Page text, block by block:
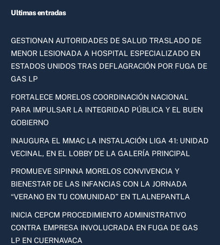
Ultimas entradas
GESTIONAN AUTORIDADES DE SALUD TRASLADO DE
MENOR LESIONADA A HOSPITAL ESPECIALIZADO EN
ESTADOS UNIDOS TRAS DEFLAGRACIÓN POR FUGA DE
GAS LP
FORTALECE MORELOS COORDINACIÓN NACIONAL
PARA IMPULSAR LA INTEGRIDAD PÚBLICA Y EL BUEN
GOBIERNO
INAUGURA EL MMAC LA INSTALACIÓN LIGA 41: UNIDAD
VECINAL, EN EL LOBBY DE LA GALERÍA PRINCIPAL
PROMUEVE SIPINNA MORELOS CONVIVENCIA Y
BIENESTAR DE LAS INFANCIAS CON LA JORNADA
“VERANO EN TU COMUNIDAD” EN TLALNEPANTLA
INICIA CEPCM PROCEDIMIENTO ADMINISTRATIVO
CONTRA EMPRESA INVOLUCRADA EN FUGA DE GAS
LP EN CUERNAVACA